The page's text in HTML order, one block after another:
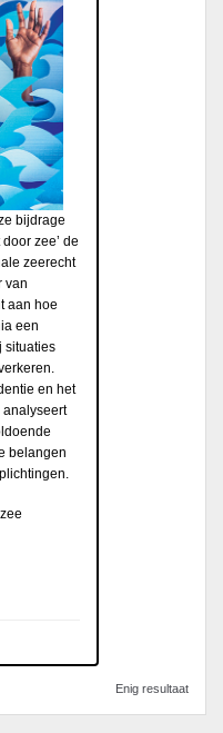
bijdrage
zee’ de
zeerecht
van
aan hoe
een
situaties
en het
analyseert
belangen
Enig resultaat